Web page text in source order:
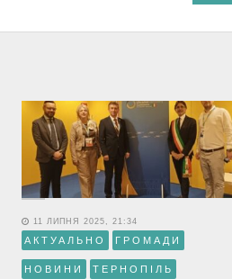
11 ЛИПНЯ 2025, 21:34
АКТУАЛЬНО ГРОМАДИ
НОВИНИ ТЕРНОПІЛЬ